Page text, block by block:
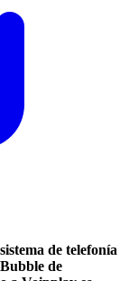
de telefonía
de